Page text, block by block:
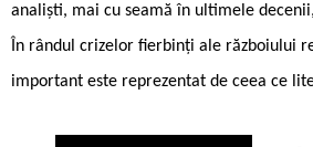
analiști, mai cu seamă în ultimele
În rândul crizelor fierbinți ale războiului
important este reprezentat de ceea ce